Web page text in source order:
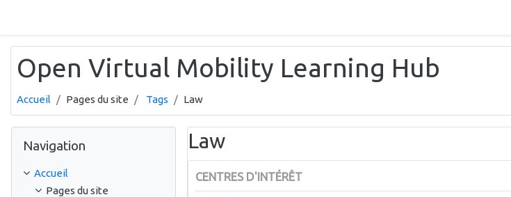
Open Virtual Mobility Learning Hub
Accueil Pages du site Tags Law
Law
CENTRES D'INTÉRÊT
Navigation
Accueil
Pages du site